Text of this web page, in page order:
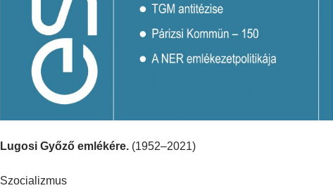
Lugosi Győző emlékére. (1952–2021)
Szocializmus